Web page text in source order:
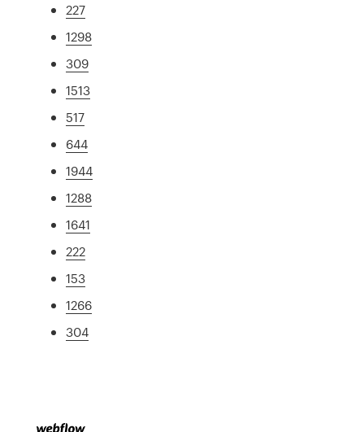
227
1298
309
1513
517
644
1944
1288
1641
222
153
1266
304